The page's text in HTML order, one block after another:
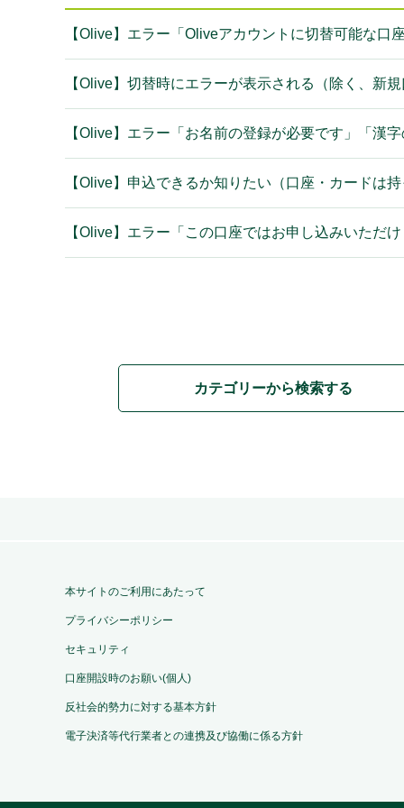
【Olive】エラー「Oliveアカウントに切替可能な口
【Olive】切替時にエラーが表示される（除く、新
【Olive】エラー「お名前の登録が必要です」「漢
【Olive】申込できるか知りたい（口座・カードは
【Olive】エラー「この口座ではお申し込みいただ
カテゴリーから検索する
本サイトのご利用にあたって
プライバシーポリシー
セキュリティ
口座開設時のお願い(個人)
反社会的勢力に対する基本方針
電子決済等代行業者との連携及び協働に係る方針